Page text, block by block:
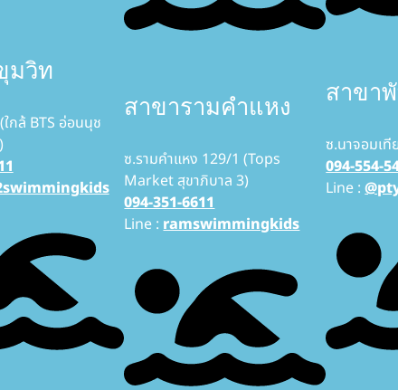
มวิท
กล้ BTS อ่อนนุช
สาขารามคำแหง
ซ.รามคำแหง 129/1 (Tops
Market สุขาภิบาล 3)
094-351-6611
Line : ramswimmingkids
สาขา
ซ.นาจอมเ
094-554-
Line :